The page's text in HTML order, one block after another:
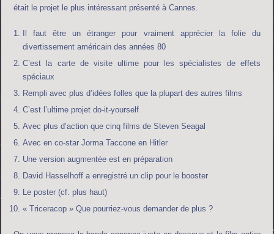
était le projet le plus intéressant présenté à Cannes.
Il faut être un étranger pour vraiment apprécier la folie du
divertissement américain des années 80
C’est la carte de visite ultime pour les spécialistes de effets
spéciaux
Rempli avec plus d’idées folles que la plupart des autres films
C’est l’ultime projet do-it-yourself
Avec plus d’action que cinq films de Steven Seagal
Avec en co-star Jorma Taccone en Hitler
Une version augmentée est en préparation
David Hasselhoff a enregistré un clip pour le booster
Le poster (cf. plus haut)
« Triceracop » Que pourriez-vous demander de plus ?